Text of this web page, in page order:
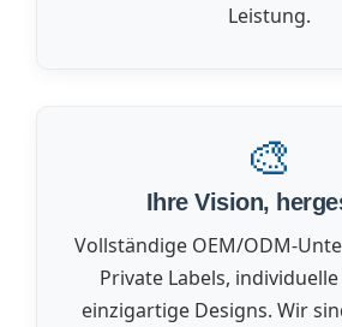
Leistung.
🎨
Ihre Vision,
Vollständige OEM/ODM-
Private Labels,
einzigartige Designs. Wir